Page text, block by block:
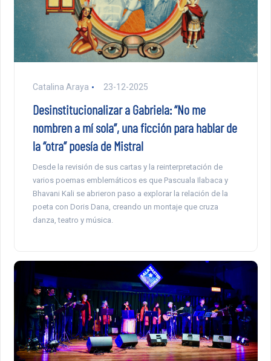
Catalina Araya 23-12-2025
Desinstitucionalizar a Gabriela: “No me
nombren a mí sola”, una ficción para hablar de
la “otra” poesía de Mistral
Desde la revisión de sus cartas y la reinterpretación de
varios poemas emblemáticos es que Pascuala Ilabaca y
Bhavani Kali se abrieron paso a explorar la relación de la
poeta con Doris Dana, creando un montaje que cruza
danza, teatro y música.